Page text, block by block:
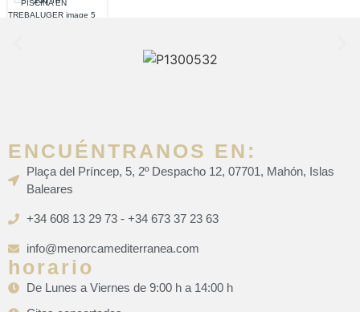
ENCUÉNTRANOS EN:
Plaça del Príncep, 5, 2º Despacho 12, 07701, Mahón, Islas
Baleares
+34 608 13 29 73 - +34 673 37 23 63
info@menorcamediterranea.com
horario
De Lunes a Viernes de 9:00 h a 14:00 h